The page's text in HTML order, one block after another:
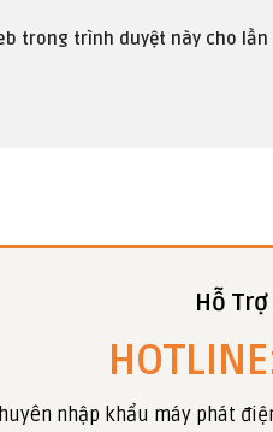
trong trình duyệt này cho
Hỗ
nhập khẩu máy phát